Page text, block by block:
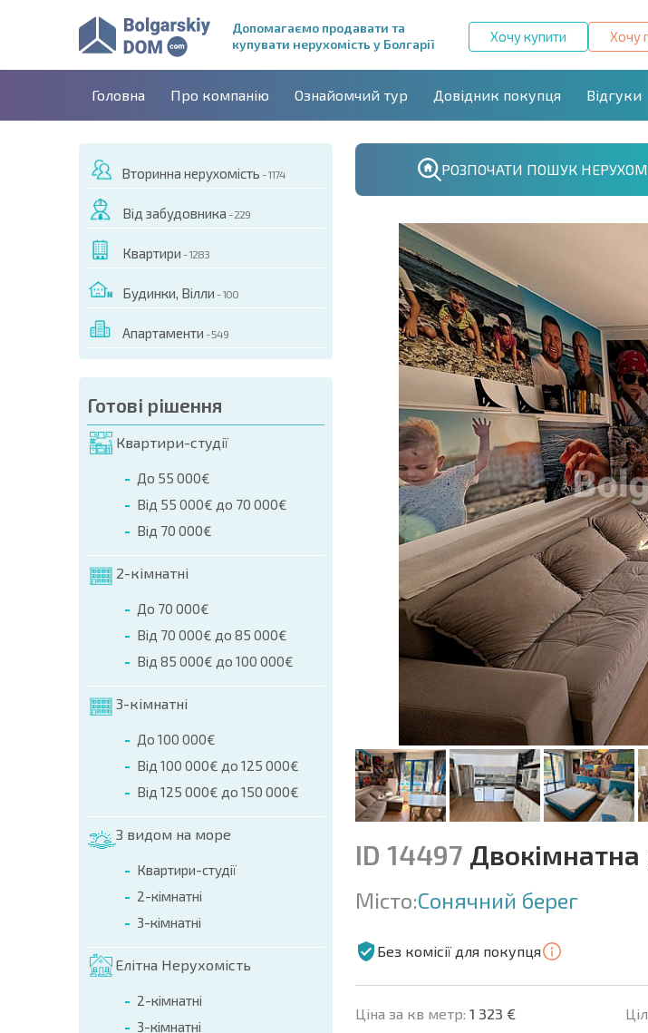
Допомагаємо продавати та
купувати нерухомість у Болгарії
Хочу купити Хочу
Головна Про компанію Ознайомчий тур Довідник покупця Відгуки
Вторинна нерухомість - 1174
Від забудовника - 229
Квартири - 1283
Будинки, Вілли - 100
Апартаменти - 549
Готові рішення
Квартири-студії
До 55 000€
Від 55 000€ до 70 000€
Від 70 000€
2-кімнатні
До 70 000€
Від 70 000€ до 85 000€
Від 85 000€ до 100 000€
3-кімнатні
До 100 000€
Від 100 000€ до 125 000€
Від 125 000€ до 150 000€
З видом на море
Квартири-студії
2-кімнатні
3-кімнатні
Елітна Нерухомість
2-кімнатні
3-кімнатні
РОЗПОЧАТИ ПОШУК
ЦЬОГО ОБ'ЄКТА
(Ім'я, E-mail, Телефон)
+359 8 9797 99 03
ID 14497 Двокімнатна
Місто:Сонячний берег
Без комісії для покупця
Ціна за кв метр: 1 323 €